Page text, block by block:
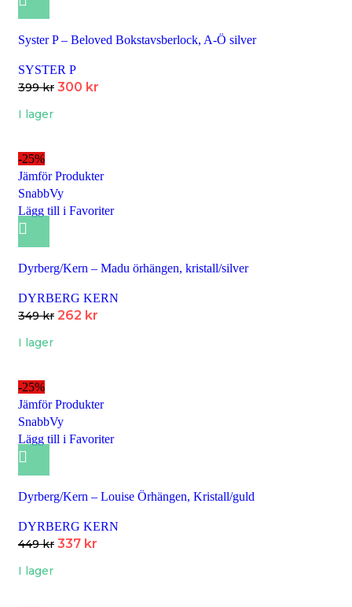
Syster P – Beloved Bokstavsberlock, A-Ö silver
SYSTER P
399kr 300 kr
I lager
-25%
Jämför Produkter
SnabbVy
Lägg till i Favoriter
Dyrberg/Kern – Madu örhängen, kristall/silver
DYRBERG KERN
349kr 262 kr
I lager
-25%
Jämför Produkter
SnabbVy
Lägg till i Favoriter
Dyrberg/Kern – Louise Örhängen, Kristall/guld
DYRBERG KERN
449kr 337 kr
I lager